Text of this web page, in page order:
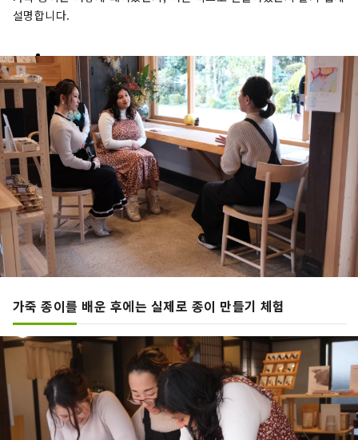
설명합니다.
가죽 종이를 배운 후에는 실제로 종이 만들기 체험